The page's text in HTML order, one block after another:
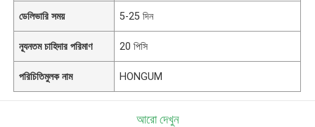
ডেলিভারি সময় 5-25 দিন
ন্যূনতম চাহিদার পরিমাণ 20 পিসি
পরিচিতিমুলক নাম HONGUM
আরো দেখুন